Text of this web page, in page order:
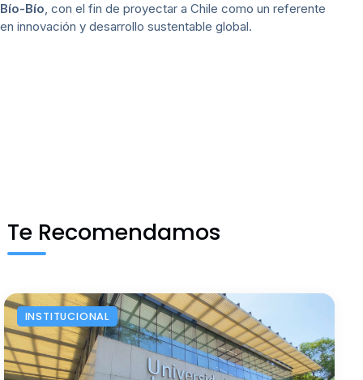
Bío-Bío, con el fin de proyectar a Chile como un referente
en innovación y desarrollo sustentable global.
Te Recomendamos
INSTITUCIONAL